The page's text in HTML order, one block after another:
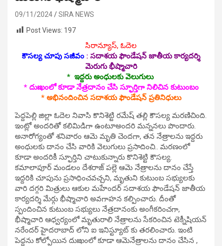
09/11/2024
SIRA NEWS
Post Views: 197
సిరాన్యూస్, ఓదెల
కౌసల్య చూపు సజీవం : సదాశయ ఫౌండేషన్ జాతీయ కార్యదర్శి
మెరుగు భీష్మాచారి
* ఇద్దరు అంధులకు వెలుగులు
* దుఃఖంలో కూడా నేత్రదానం చేసి స్ఫూర్తిగా నిలిచిన కుటుంబం
* అభినందించిన సదాశయ ఫౌండేషన్ ప్రతినిధులు
పెద్దపెల్లి జిల్లా ఓదెల నివాసి కొనిశెట్టి రమేష్ తల్లి కౌసల్య మరణిచింది.
ఇంట్లో అందరితో కలిమిడిగా ఉంటూఅందరి మన్ననలు పొందారు.
అనారోగ్యంతో శనివారం ఆమె మృతి చెందగా, తన నేత్రాలను ఇద్దరు
అంధులకు దానం చేసి వారికి వెలుగులు ప్రసాదించి.. మరణంలో
కూడా అందరికీ స్ఫూర్తిని చాటుకున్నారు కొనిశెట్టి కౌసల్య.
కమాలాపూర్ మండలం దేశరాజ్ పల్లె ఆమె నేత్రాలను దానం చేస్తే
ఇద్దరికి చూపును ప్రసాధించవచ్చని, మృతుని కుటుంబ సభ్యులకు
వారి దగ్గరి మిత్రులు ఆకుల మహేందర్ సదాశయ ఫౌండేషన్ జాతీయ
కార్యదర్శి మేర్గు భీష్మాచారి అవగాహన కల్పించారు. దీంతో
స్పందించిన కుటుంబ సభ్యులు నేత్రదానంకు అంగీకరించగా,
భీష్మాచారి ఆధ్వర్యంలో మృతురాలి నేత్రాలను సేకరించిన టెక్నీషియన్
నరేందర్ హైదరాబాద్ లోని ఐ ఇనిస్ట్యూట్ కు తరలించారు. ఇంటి
పెద్దను కోల్పోయిన దుఃఖంలో కూడా ఆమెనేత్రాలను దానం చేసిన ,